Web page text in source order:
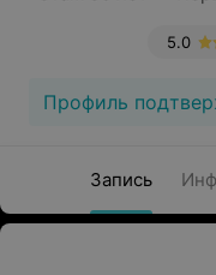
5.0
Профиль
Запись